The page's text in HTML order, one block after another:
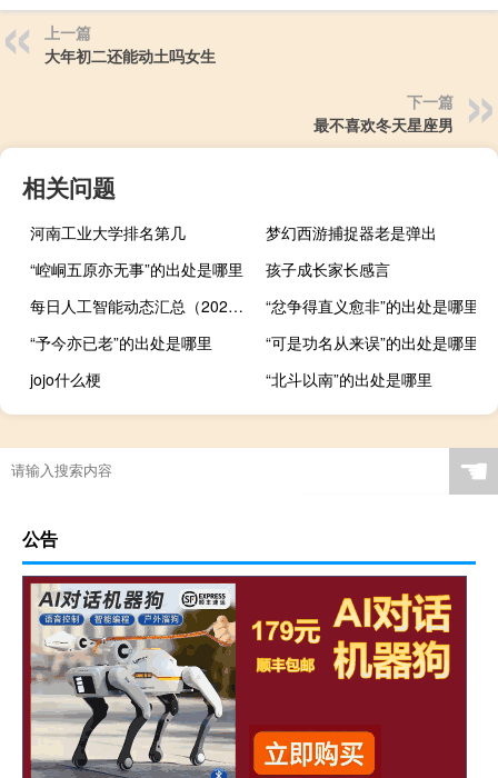
上一篇
大年初二还能动土吗女生
下一篇
最不喜欢冬天星座男
相关问题
河南工业大学排名第几
梦幻西游捕捉器老是弹出
“崆峒五原亦无事”的出处是哪里
孩子成长家长感言
每日人工智能动态汇总（2023-08-09）
“忿争得直义愈非”的出处是哪里
“予今亦已老”的出处是哪里
“可是功名从来误”的出处是哪里
jojo什么梗
“北斗以南”的出处是哪里
☚
公告